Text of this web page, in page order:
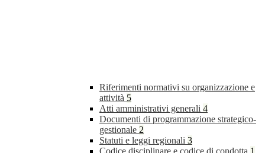
Riferimenti normativi su organizzazione e
attività 5
Atti amministrativi generali 4
Documenti di programmazione strategico-
gestionale 2
Statuti e leggi regionali 3